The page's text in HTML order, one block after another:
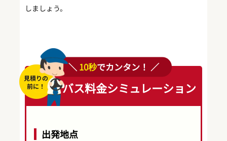
しましょう。
＼ 10秒でカンタン！ ／
バス料金シミュレーション
出発地点